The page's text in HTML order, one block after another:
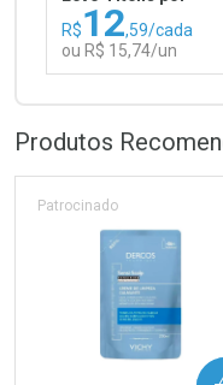
R$12,59/cada
ou R$ 15,74/un
Laboratório
Ativar Desconto
Por Menos
Produtos
Patrocinado